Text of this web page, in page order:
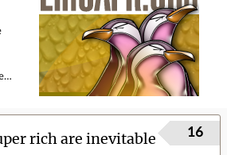
rich are inevitable 16